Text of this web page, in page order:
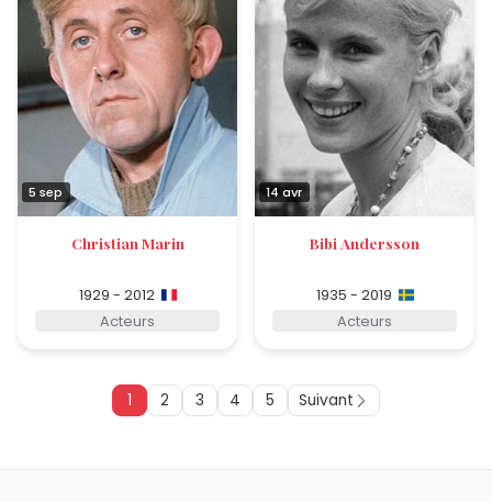
5 sep
Christian Marin
1929 - 2012
Acteurs
14 avr
Bibi Andersson
1935 - 2019
Acteurs
1 2 3 4 5 Suivant